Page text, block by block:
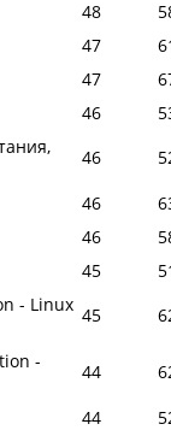
48
47
47
46
46
46
46
45
- Linux 45
-
44
44